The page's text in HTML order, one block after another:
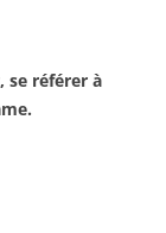
se référer à